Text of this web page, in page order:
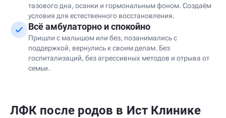
тазового дна, осанки и гормональным фоном. Создаём
условия для естественного восстановления.
Всё амбулаторно и спокойно
Пришли с малышом или без, позанимались с
поддержкой, вернулись к своим делам. Без
госпитализаций, без агрессивных методов и отрыва от
семьи.
ЛФК после родов в Ист Клинике